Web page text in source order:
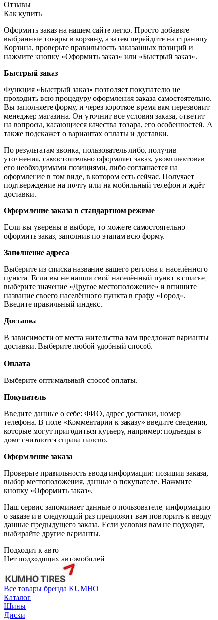
Отзывы
Как купить
Оформить заказ на нашем сайте легко. Просто добавьте
выбранные товары в корзину, а затем перейдите на страницу
Корзина, проверьте правильность заказанных позиций и
нажмите кнопку «Оформить заказ» или «Быстрый заказ».
Быстрый заказ
Функция «Быстрый заказ» позволяет покупателю не
проходить всю процедуру оформления заказа самостоятельно.
Вы заполняете форму, и через короткое время вам перезвонит
менеджер магазина. Он уточнит все условия заказа, ответит
на вопросы, касающиеся качества товара, его особенностей. А
также подскажет о вариантах оплаты и доставки.
По результатам звонка, пользователь либо, получив
уточнения, самостоятельно оформляет заказ, укомплектовав
его необходимыми позициями, либо соглашается на
оформление в том виде, в котором есть сейчас. Получает
подтверждение на почту или на мобильный телефон и ждёт
доставки.
Оформление заказа в стандартном режиме
Если вы уверены в выборе, то можете самостоятельно
оформить заказ, заполнив по этапам всю форму.
Заполнение адреса
Выберите из списка название вашего региона и населённого
пункта. Если вы не нашли свой населённый пункт в списке,
выберите значение «Другое местоположение» и впишите
название своего населённого пункта в графу «Город».
Введите правильный индекс.
Доставка
В зависимости от места жительства вам предложат варианты
доставки. Выберите любой удобный способ.
Оплата
Выберите оптимальный способ оплаты.
Покупатель
Введите данные о себе: ФИО, адрес доставки, номер
телефона. В поле «Комментарии к заказу» введите сведения,
которые могут пригодиться курьеру, например: подъезды в
доме считаются справа налево.
Оформление заказа
Проверьте правильность ввода информации: позиции заказа,
выбор местоположения, данные о покупателе. Нажмите
кнопку «Оформить заказ».
Наш сервис запоминает данные о пользователе, информацию
о заказе и в следующий раз предложит вам повторить к вводу
данные предыдущего заказа. Если условия вам не подходят,
выбирайте другие варианты.
Подходит к авто
Нет подходящих автомобилей
Все товары бренда KUMHO
Каталог
Шины
Диски